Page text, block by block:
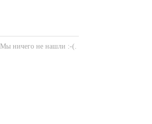
Мы ничего не нашли :-(.